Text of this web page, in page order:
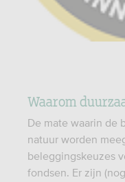
Waarom
De mate waarin de
natuur worden
beleggingskeuzes
fondsen. Er zijn